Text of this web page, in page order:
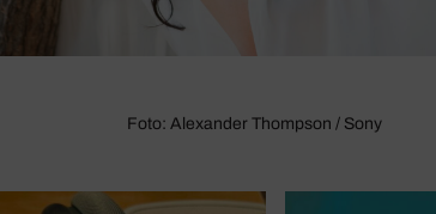
Foto: Alexander Thompson / Sony